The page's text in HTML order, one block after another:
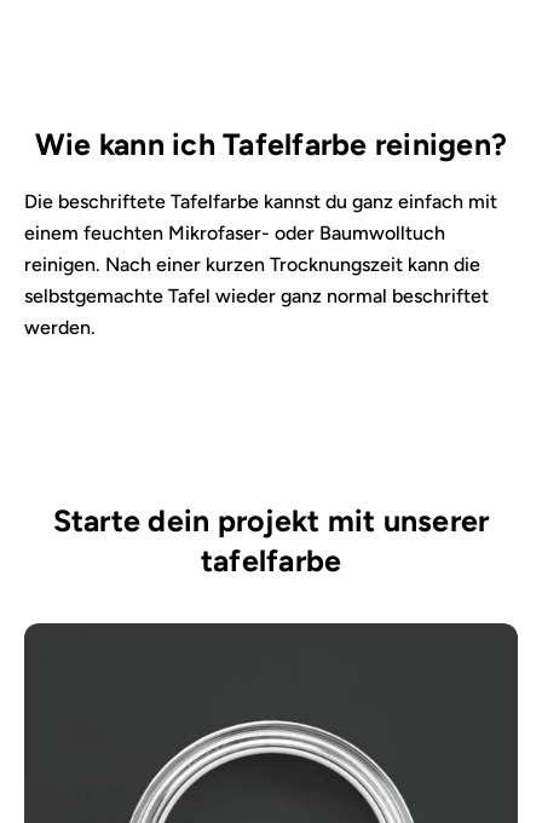
Wie kann ich Tafelfarbe reinigen?
Die beschriftete Tafelfarbe kannst du ganz einfach mit
einem feuchten Mikrofaser- oder Baumwolltuch
reinigen. Nach einer kurzen Trocknungszeit kann die
selbstgemachte Tafel wieder ganz normal beschriftet
werden.
Starte dein projekt mit unserer
tafelfarbe